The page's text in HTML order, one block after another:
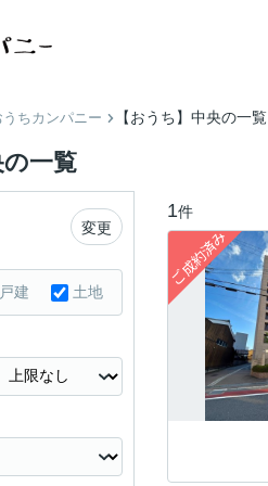
ちカンパニー 【おうち】中央の一覧
の一覧
1件
変更
戸建 土地